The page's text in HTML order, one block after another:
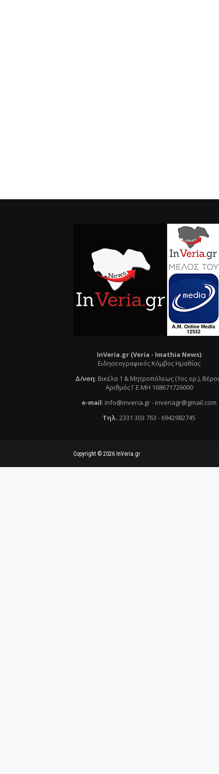
InVeria.gr (Veria - Ιmathia News)
Ειδησεογραφικός Κόμβος Ημαθίας
Δ/νση: Βικέλα 1 & Μητροπόλεως (1ος ορ.),
Αριθμός Γ.Ε.ΜΗ 168671726000
e-mail: info@inveria.gr- inveriagr@gmail.com
Τηλ. 2331 303 763 - 6942982745
Copyright © 2026 InVeria.gr